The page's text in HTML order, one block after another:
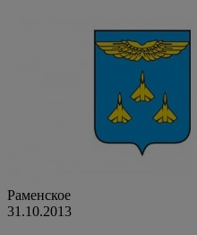
Раменское
31.10.2013